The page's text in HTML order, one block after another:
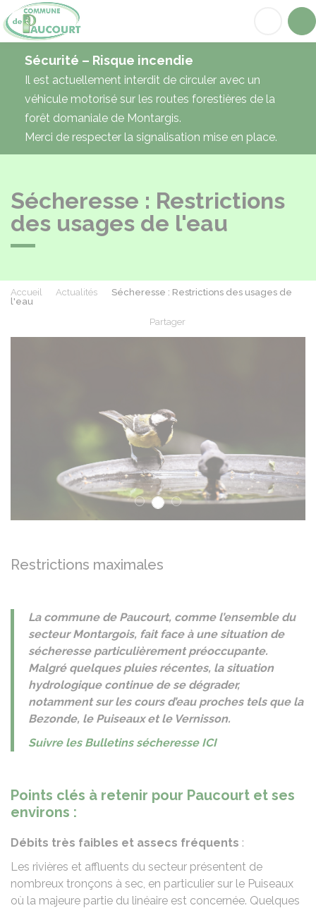
Sécurité – Risque incendie
Il est actuellement interdit de circuler avec un
véhicule motorisé sur les routes forestières de la
forêt domaniale de Montargis.
Merci de respecter la signalisation mise en place.
Sécheresse : Restrictions
des usages de l'eau
Accueil Actualités
Sécheresse : Restrictions des usages de
l'eau
Partager
Précédent
Restrictions maximales
La commune de Paucourt, comme l’ensemble du
secteur Montargois, fait face à une situation de
sécheresse particulièrement préoccupante.
Malgré quelques pluies récentes, la situation
hydrologique continue de se dégrader,
notamment sur les cours d’eau proches tels que la
Bezonde, le Puiseaux et le Vernisson.
Suivre les Bulletins sécheresse ICI
Points clés à retenir pour Paucourt et ses
environs :
Débits très faibles et assecs fréquents :
Les rivières et affluents du secteur présentent de
nombreux tronçons à sec, en particulier sur le Puiseaux
où la majeure partie du linéaire est concernée. Quelques